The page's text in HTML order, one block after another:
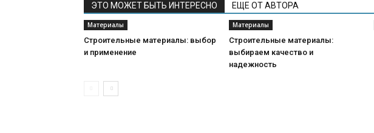
ЭТО МОЖЕТ БЫТЬ ИНТЕРЕСНО ЕЩЕ ОТ АВТОРА
Материалы
Строительные материалы: выбор
и применение
Материалы
Строительные материалы:
выбираем качество и
надежность